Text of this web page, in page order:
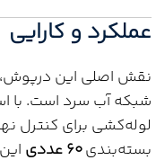
عملکرد و کارایی
نقش اصلی این
شبکه آب سرد است. با
لوله‌کشی برای کنترل
بسته‌بندی60 عددی